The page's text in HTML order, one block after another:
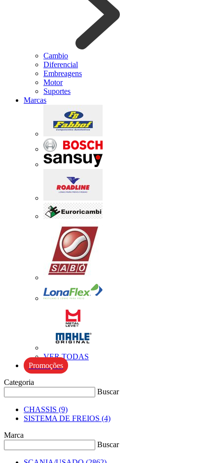
Cambio
Diferencial
Embreagens
Motor
Suportes
Marcas
VER TODAS
Promoções
Categoria
Buscar
CHASSIS (9)
SISTEMA DE FREIOS (4)
Marca
Buscar